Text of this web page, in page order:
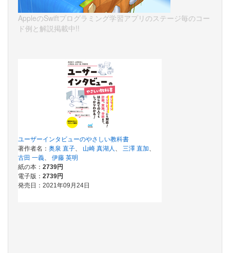
AppleのSwiftプログラミング学習アプリのステージ毎のコー
ド例と解説掲載中!!